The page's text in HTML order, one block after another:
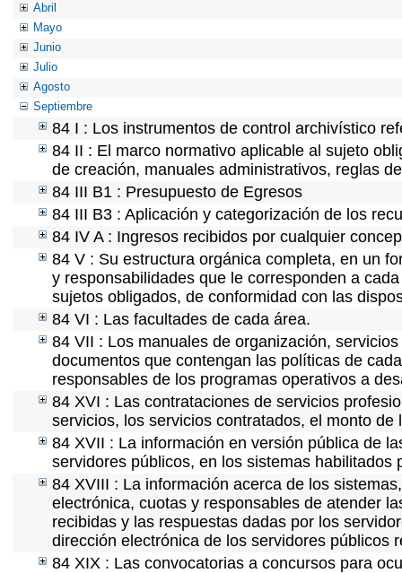
Abril
Mayo
Junio
Julio
Agosto
Septiembre
84 I : Los instrumentos de control archivístico
84 II : El marco normativo aplicable al sujeto
de creación, manuales administrativos, reglas
84 III B1 : Presupuesto de Egresos
84 III B3 : Aplicación y categorización de los
84 IV A : Ingresos recibidos por cualquier
84 V : Su estructura orgánica completa, en un
y responsabilidades que le corresponden a
sujetos obligados, de conformidad con las
84 VI : Las facultades de cada área.
84 VII : Los manuales de organización,
documentos que contengan las políticas de
responsables de los programas operativos a
84 XVI : Las contrataciones de servicios
servicios, los servicios contratados, el monto
84 XVII : La información en versión pública de
servidores públicos, en los sistemas habilitados
84 XVIII : La información acerca de los
electrónica, cuotas y responsables de atender
recibidas y las respuestas dadas por los
dirección electrónica de los servidores públicos
84 XIX : Las convocatorias a concursos para